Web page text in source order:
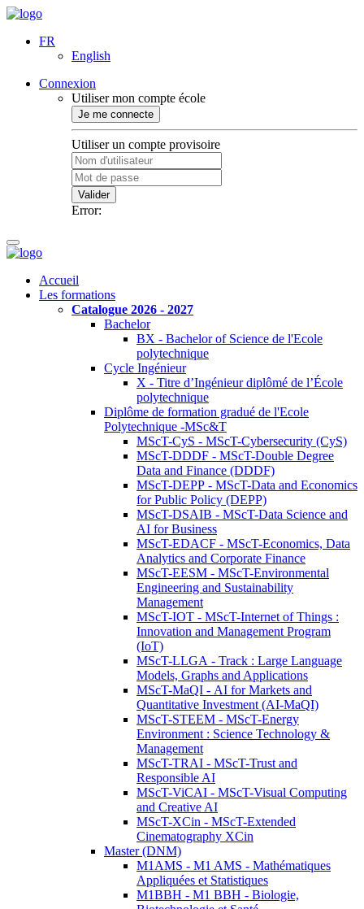
FR
English
Connexion
Utiliser mon compte école
Je me connecte
Utiliser un compte provisoire
Valider
Error:
Accueil
Les formations
Catalogue 2026 - 2027
Bachelor
BX - Bachelor of Science de l'Ecole
polytechnique
Cycle Ingénieur
X - Titre d’Ingénieur diplômé de l’École
polytechnique
Diplôme de formation gradué de l'Ecole
Polytechnique -MSc&T
MScT-CyS - MScT-Cybersecurity (CyS)
MScT-DDDF - MScT-Double Degree
Data and Finance (DDDF)
MScT-DEPP - MScT-Data and Economics
for Public Policy (DEPP)
MScT-DSAIB - MScT-Data Science and
AI for Business
MScT-EDACF - MScT-Economics, Data
Analytics and Corporate Finance
MScT-EESM - MScT-Environmental
Engineering and Sustainability
Management
MScT-IOT - MScT-Internet of Things :
Innovation and Management Program
(IoT)
MScT-LLGA - Track : Large Language
Models, Graphs and Applications
MScT-MaQI - AI for Markets and
Quantitative Investment (AI-MaQI)
MScT-STEEM - MScT-Energy
Environment : Science Technology &
Management
MScT-TRAI - MScT-Trust and
Responsible AI
MScT-ViCAI - MScT-Visual Computing
and Creative AI
MScT-XCin - MScT-Extended
Cinematography XCin
Master (DNM)
M1AMS - M1 AMS - Mathématiques
Appliquées et Statistiques
M1BBH - M1 BBH - Biologie,